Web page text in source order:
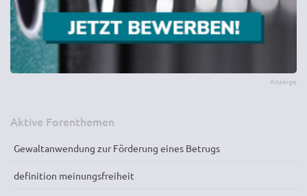
Aktive Forenthemen
Gewaltanwendung zur Förderung eines Betrugs
definition meinungsfreiheit